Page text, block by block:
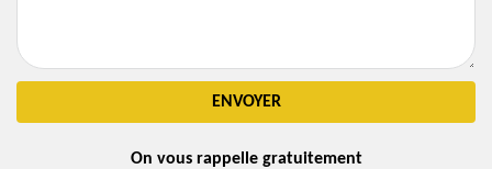
On vous rappelle gratuitement